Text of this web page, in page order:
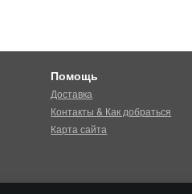
Помощь
Доставка
Контакты & Как добраться
Карта сайта